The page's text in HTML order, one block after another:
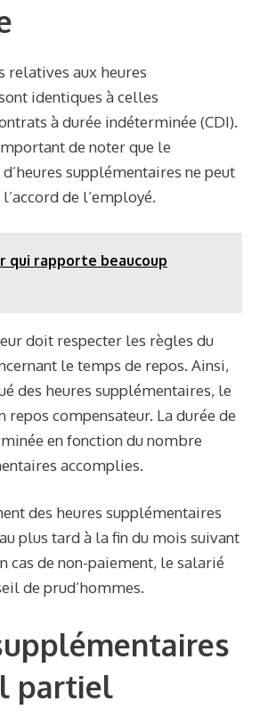
relatives aux heures
identiques à celles
à durée indéterminée (CDI).
de noter que le
supplémentaires ne peut
de l’employé.
qui rapporte beaucoup
doit respecter les règles du
le temps de repos. Ainsi,
des heures supplémentaires, le
repos compensateur. La durée de
en fonction du nombre
accomplies.
des heures supplémentaires
plus tard à la fin du mois suivant
cas de non-paiement, le salarié
de prud’hommes.
partiel